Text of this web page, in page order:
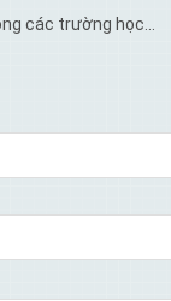
các trường học...